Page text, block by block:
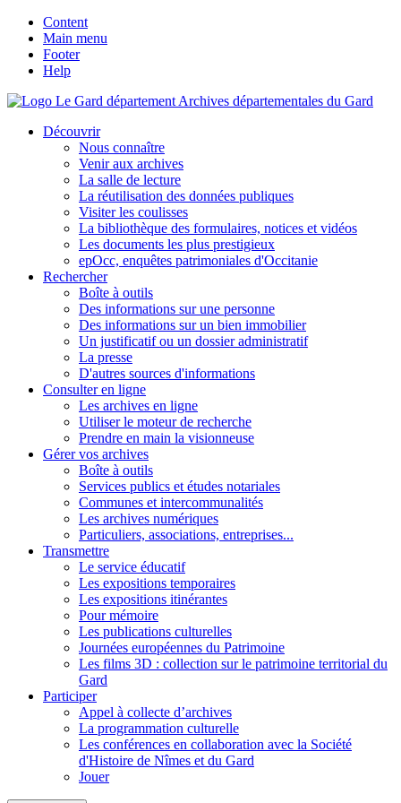
Content
Main menu
Footer
Help
Archives départementales du Gard
Découvrir
Nous connaître
Venir aux archives
La salle de lecture
La réutilisation des données publiques
Visiter les coulisses
La bibliothèque des formulaires, notices et vidéos
Les documents les plus prestigieux
epOcc, enquêtes patrimoniales d'Occitanie
Rechercher
Boîte à outils
Des informations sur une personne
Des informations sur un bien immobilier
Un justificatif ou un dossier administratif
La presse
D'autres sources d'informations
Consulter en ligne
Les archives en ligne
Utiliser le moteur de recherche
Prendre en main la visionneuse
Gérer vos archives
Boîte à outils
Services publics et études notariales
Communes et intercommunalités
Les archives numériques
Particuliers, associations, entreprises...
Transmettre
Le service éducatif
Les expositions temporaires
Les expositions itinérantes
Pour mémoire
Les publications culturelles
Journées européennes du Patrimoine
Les films 3D : collection sur le patrimoine territorial du
Gard
Participer
Appel à collecte d’archives
La programmation culturelle
Les conférences en collaboration avec la Société
d'Histoire de Nîmes et du Gard
Jouer